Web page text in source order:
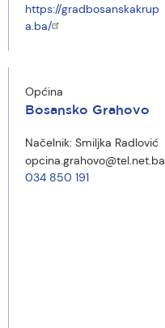
https://gradbosanskakrup
a.ba/
Općina
Bosansko Grahovo
Načelnik: Smiljka Radlović
opcina.grahovo@tel.net.ba
034 850 191